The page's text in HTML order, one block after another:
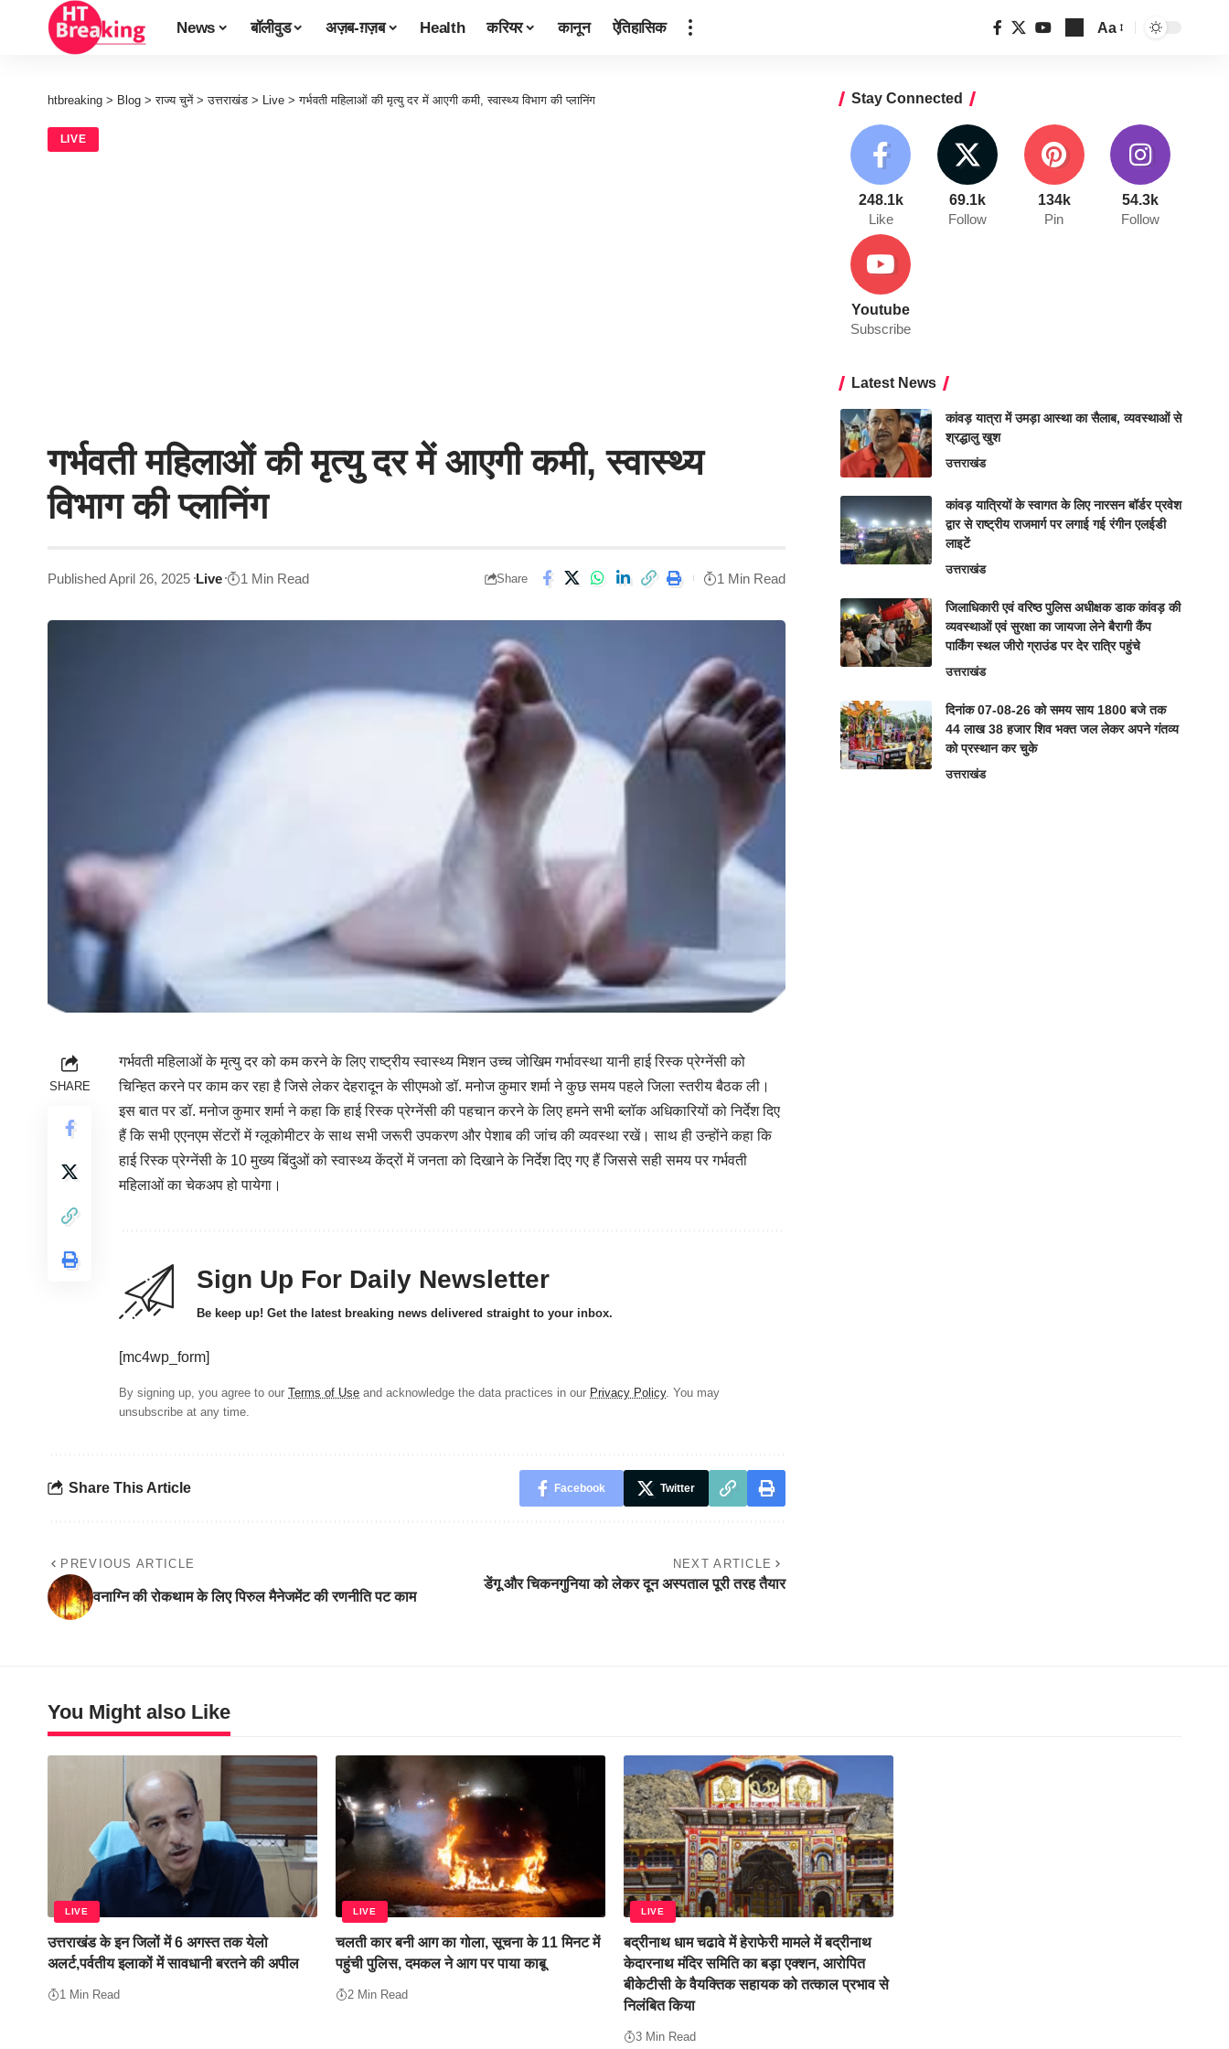
News बॉलीवुड अज़ब-ग़ज़ब Health करियर कानून ऐतिहासिक Aa
htbreaking > Blog >राज्य चुनें >उत्तराखंड > Live >गर्भवती महिलाओं की मृत्यु दर में आएगी कमी, स्वास्थ्य विभाग की प्लानिंग
LIVE
गर्भवती महिलाओं की मृत्यु दर में आएगी कमी, स्वास्थ्य
विभाग की प्लानिंग
Published April 26, 2025 Live 1 Min Read Share 1 Min Read
SHARE
गर्भवती महिलाओं के मृत्यु दर को कम करने के लिए राष्ट्रीय स्वास्थ्य मिशन उच्च जोखिम गर्भावस्था यानी हाई रिस्क प्रेग्नेंसी को
चिन्हित करने पर काम कर रहा है जिसे लेकर देहरादून के सीएमओ डॉ. मनोज कुमार शर्मा ने कुछ समय पहले जिला स्तरीय बैठक ली।
इस बात पर डॉ. मनोज कुमार शर्मा ने कहा कि हाई रिस्क प्रेग्नेंसी की पहचान करने के लिए हमने सभी ब्लॉक अधिकारियों को निर्देश दिए
हैं कि सभी एएनएम सेंटरों में ग्लूकोमीटर के साथ सभी जरूरी उपकरण और पेशाब की जांच की व्यवस्था रखें। साथ ही उन्होंने कहा कि
हाई रिस्क प्रेग्नेंसी के 10 मुख्य बिंदुओं को स्वास्थ्य केंद्रों में जनता को दिखाने के निर्देश दिए गए हैं जिससे सही समय पर गर्भवती
महिलाओं का चेकअप हो पायेगा।
Sign Up For Daily Newsletter
Be keep up! Get the latest breaking news delivered straight to your inbox.
[mc4wp_form]
By signing up, you agree to our Terms of Use and acknowledge the data practices in our Privacy Policy. You may
unsubscribe at any time.
Share This Article Facebook Twitter
PREVIOUS ARTICLE
वनाग्नि की रोकथाम के लिए पिरुल मैनेजमेंट की रणनीति पट काम
NEXT ARTICLE
डेंगू और चिकनगुनिया को लेकर दून अस्पताल पूरी तरह तैयार
Stay Connected
248.1k
Like
69.1k
Follow
134k
Pin
54.3k
Follow
Youtube
Subscribe
Latest News
कांवड़ यात्रा में उमड़ा आस्था का सैलाब, व्यवस्थाओं से
श्रद्धालु खुश
उत्तराखंड
कांवड़ यात्रियों के स्वागत के लिए नारसन बॉर्डर प्रवेश
द्वार से राष्ट्रीय राजमार्ग पर लगाई गई रंगीन एलईडी
लाइटें
उत्तराखंड
जिलाधिकारी एवं वरिष्ठ पुलिस अधीक्षक डाक कांवड़ की
व्यवस्थाओं एवं सुरक्षा का जायजा लेने बैरागी कैंप
पार्किंग स्थल जीरो ग्राउंड पर देर रात्रि पहुंचे
उत्तराखंड
दिनांक 07-08-26 को समय साय 1800 बजे तक
44 लाख 38 हजार शिव भक्त जल लेकर अपने गंतव्य
को प्रस्थान कर चुके
उत्तराखंड
You Might also Like
LIVE
उत्तराखंड के इन जिलों में 6 अगस्त तक येलो
अलर्ट,पर्वतीय इलाकों में सावधानी बरतने की अपील
1 Min Read
LIVE
चलती कार बनी आग का गोला, सूचना के 11 मिनट में
पहुंची पुलिस, दमकल ने आग पर पाया काबू
2 Min Read
LIVE
बद्रीनाथ धाम चढावे में हेराफेरी मामले में बद्रीनाथ
केदारनाथ मंदिर समिति का बड़ा एक्शन, आरोपित
बीकेटीसी के वैयक्तिक सहायक को तत्काल प्रभाव से
निलंबित किया
3 Min Read